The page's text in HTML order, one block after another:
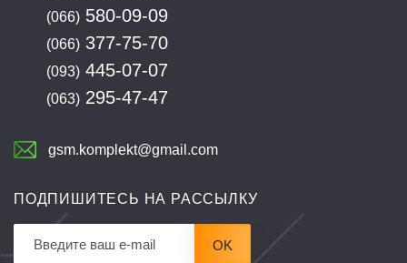
(066) 580-09-09
(066) 377-75-70
(093) 445-07-07
(063) 295-47-47
gsm.komplekt@gmail.com
ПОДПИШИТЕСЬ НА РАССЫЛКУ
OK